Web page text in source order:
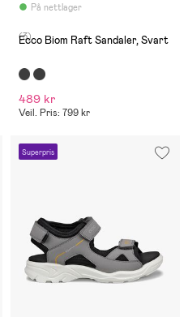
På nettlager
(3)
Ecco Biom Raft Sandaler, Svart
489 kr
Veil. Pris: 799 kr
Superpris